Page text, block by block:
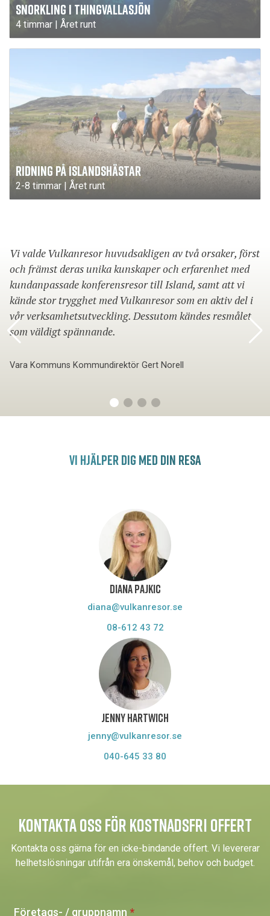
SNORKLING I THINGVALLASJÖN
4 timmar | Året runt
RIDNING PÅ ISLANDSHÄSTAR
2-8 timmar | Året runt
Vi valde Vulkanresor huvudsakligen av två orsaker, först
och främst deras unika kunskaper och erfarenhet med
kundanpassade konferensresor till Island, samt att vi
kände stor trygghet med Vulkanresor som en aktiv del i
vår verksamhetsutveckling. Dessutom kändes resmålet
som väldigt spännande.
Vara Kommuns Kommundirektör Gert Norell
VI HJÄLPER DIG MED DIN RESA
DIANA PAJKIC
diana@vulkanresor.se
08-612 43 72
JENNY HARTWICH
jenny@vulkanresor.se
040-645 33 80
KONTAKTA OSS FÖR KOSTNADSFRI OFFERT
Kontakta oss gärna för en icke-bindande offert. Vi levererar
helhetslösningar utifrån era önskemål, behov och budget.
Företags- / gruppnamn